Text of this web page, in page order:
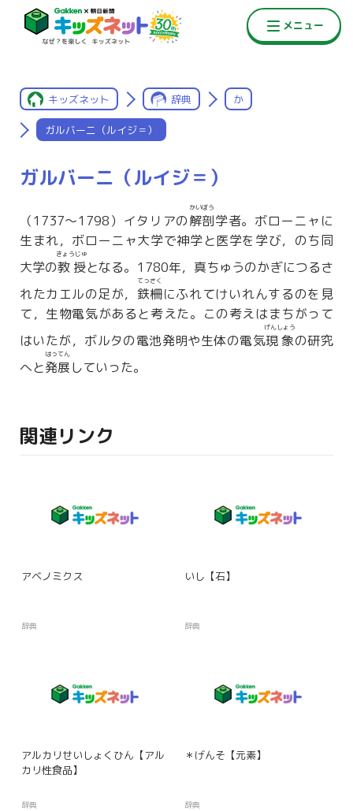
キッズネット 辞典 か
ガルバーニ（ルイジ＝）
ガルバーニ（ルイジ＝）
（1737〜1798）イタリアの解剖
かいぼう
学者。ボローニャに
生まれ，ボローニャ大学で神学と医学を学び，のち同
大学の教授
きょうじゅ
となる。1780年，真ちゅうのかぎにつるさ
れたカエルの足が， 鉄柵
てっさく
にふれてけいれんするのを見
て，生物電気があると考えた。この考えはまちがって
はいたが，ボルタの電池発明や生体の電気現象
げんしょう
の研究
へと発展
はってん
していった。
関連リンク
アベノミクス
辞典
いし【石】
辞典
アルカリせいしょくひん【アル
カリ性食品】
辞典
＊げんそ【元素】
辞典